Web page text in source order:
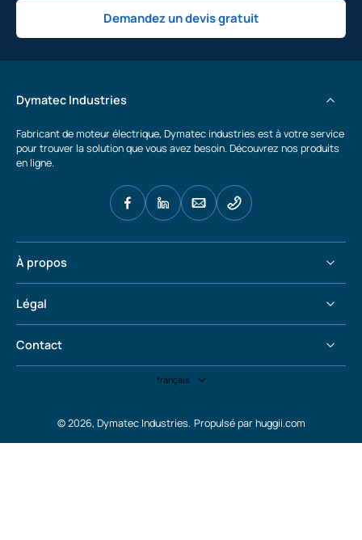
Demandez un devis gratuit
Dymatec Industries
Fabricant de moteur électrique, Dymatec industries est à votre service
pour trouver la solution que vous avez besoin. Découvrez nos produits
en ligne.
À propos
Légal
Contact
français
© 2026, Dymatec Industries. Propulsé par huggii.com